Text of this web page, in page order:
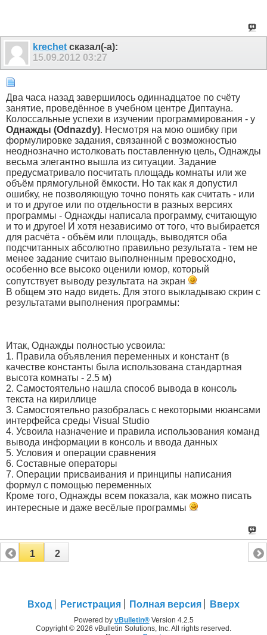
krechet сказал(-а):
15.09.2012 03:27
Два часа назад завершилось одиннадцатое по счёту
занятие, проведённое в учебном центре Диптауна.
Колоссальные успехи в изучении программирования - у
Однажды (Odnazdy). Несмотря на мою ошибку при
формулировке задания, связанной с возможностью
неоднозначно истолковать поставленную цель, Однажды
весьма элегантно вышла из ситуации. Задание
предусматривало посчитать площадь комнаты или же
объём прямогульной ёмкости. Но так как я допустил
ошибку, не позволяющую точно понять как считать - или
и то и другое или по отдельности в разных версиях
программы - Однажды написала программу, считающую
и то и другое! И хотя независимо от того, что выбирается
для расчёта - объём или площадь, выводятся оба
подсчитанных абсолютно правильно результата - тем не
менее задание считаю выполненным превосходно,
особенно все высоко оценили юмор, который
сопутствует выводу результата на экран
В общем это надо видеть. Для этого выкладываю скрин с
результатами выполнения программы:
Итак, Однажды полностью усвоила:
1. Правила объявления переменных и констант (в
качестве константы была использована стандартная
высота комнаты - 2.5 м)
2. Самостоятельно нашла способ вывода в консоль
текста на кириллице
3. Самостоятельно разобралась с некоторыми нюансами
интерфейса среды Visual Studio
4. Усвоила назначение и правила использования команд
вывода информации в консоль и ввода данных
5. Условия и операции сравнения
6. Составные операторы
7. Операции присваивания и принципы написания
формул с помощью переменных
Кроме того, Однажды всем показала, как можно писать
интересные и даже весёлые программы
1 2
Вход Регистрация Полная версия Вверх
Powered by vBulletin®Version 4.2.5
Copyright © 2026 vBulletin Solutions, Inc. All rights reserved.